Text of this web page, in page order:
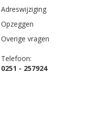
Adreswijziging
Opzeggen
Overige vragen
Telefoon:
0251 - 257924